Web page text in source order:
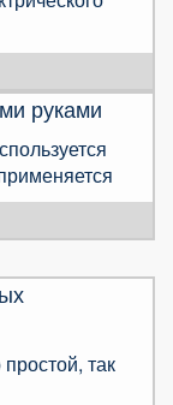
руками
так